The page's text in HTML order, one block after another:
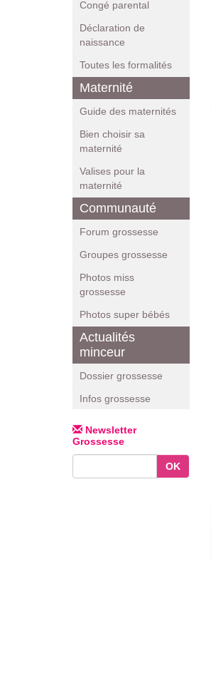
Congé parental
Déclaration de
naissance
Toutes les formalités
Maternité
Guide des maternités
Bien choisir sa
maternité
Valises pour la
maternité
Communauté
Forum grossesse
Groupes grossesse
Photos miss
grossesse
Photos super bébés
Actualités
minceur
Dossier grossesse
Infos grossesse
Newsletter
Grossesse
OK